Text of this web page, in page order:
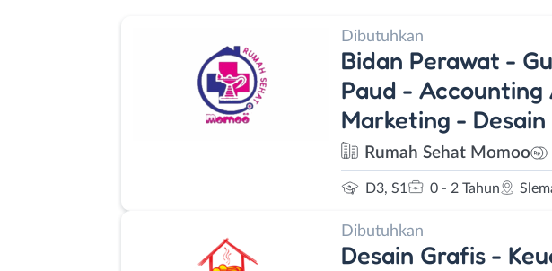
Dibutuhkan
Bidan Perawat -
Paud -
Marketing -
Rumah Sehat Momoo
D3, S1 0 - 2 Tahun
Dibutuhkan
Desain Grafis -